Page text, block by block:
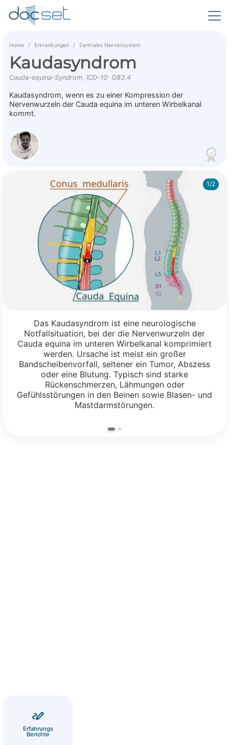
Home Erkrankungen Zentrales Nervensystem
Kaudasyndrom
Cauda-equina-Syndrom, ICD-10: G83.4
Kaudasyndrom, wenn es zu einer Kompression der
Nervenwurzeln der Cauda equina im unteren Wirbelkanal
kommt.
1/2
Das Kaudasyndrom ist eine neurologische
Notfallsituation, bei der die Nervenwurzeln der
Cauda equina im unteren Wirbelkanal komprimiert
werden. Ursache ist meist ein großer
Bandscheibenvorfall, seltener ein Tumor, Abszess
oder eine Blutung. Typisch sind starke
Rückenschmerzen, Lähmungen oder
Gefühlsstörungen in den Beinen sowie Blasen- und
Mastdarmstörungen.
Erfahrungs
Berichte